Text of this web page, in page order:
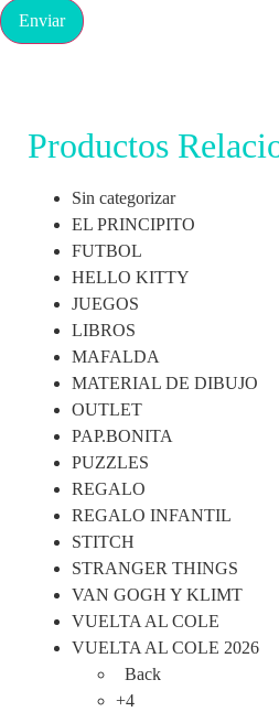
Productos
Sin categorizar
EL PRINCIPITO
FUTBOL
HELLO KITTY
JUEGOS
LIBROS
MAFALDA
MATERIAL DE DIBUJO
OUTLET
PAP.BONITA
PUZZLES
REGALO
REGALO INFANTIL
STITCH
STRANGER THINGS
VAN GOGH Y KLIMT
VUELTA AL COLE
VUELTA AL COLE 2026
Back
+4